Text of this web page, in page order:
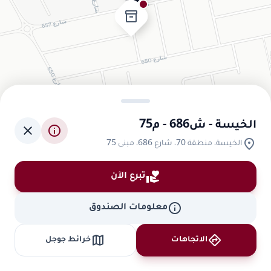
inventory_2
الخيسة - ش686 - م75
location_on الخيسة، منطقة 70، شارع 686، مبنى 75
info
close
volunteer_activismتبرع الآن
infoمعلومات الصندوق
directions الاتجاهات map خرائط جوجل